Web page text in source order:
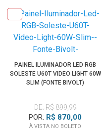
PAINEL ILUMINADOR LED RGB
SOLESTE U60T VIDEO LIGHT 60W
SLIM (FONTE BIVOLT)
DE: R$ 899,99
POR: R$ 870,00
À VISTA NO BOLETO